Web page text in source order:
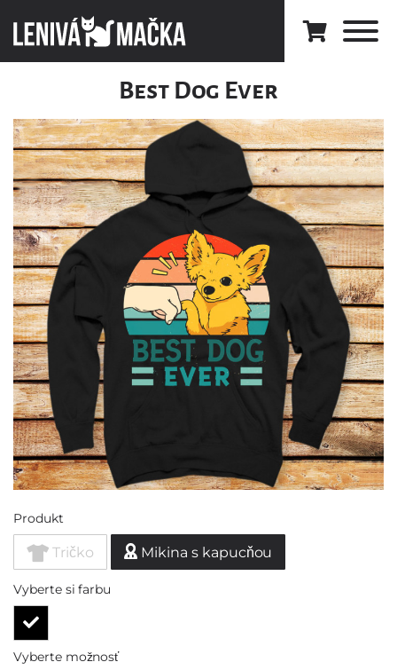
Best Dog Ever
Produkt
Tričko Mikina s kapucňou
Vyberte si farbu
Vyberte možnosť